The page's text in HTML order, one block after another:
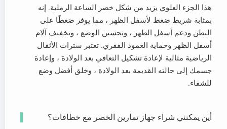
هذا الجزء العلوي يزيد من شكل خصر الساعة الرملية. إنه
بمثابة شريط ضغط لأسفل الظهر ، مما يوفر ضغطًا على
البطن ودعم أسفل الظهر ، وتحسين الوضع ، وتخفيف آلام
أسفل الظهر وحماية العمود الفقري. تعتبر سترات الأثقال
الرياضية مثالية لإعادة تشكيل التعافي بعد الولادة ، وإعادة
جسمك إلى حالته القديمة بعد الولادة ، وخلق أفضل وضع
للشفاء.
أين يمكنني شراء جهاز تمارين الخصر مع خطافات؟